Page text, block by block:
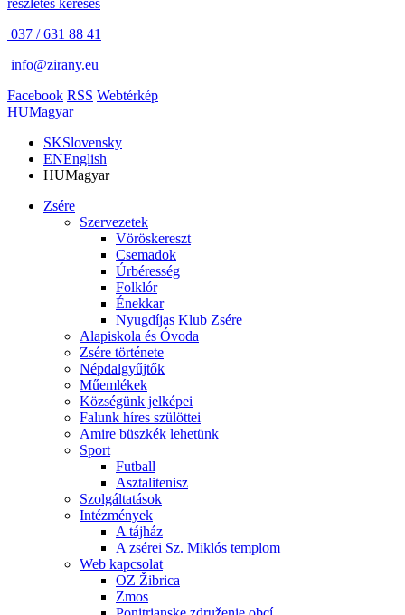
részletes keresés
037 / 631 88 41
info@zirany.eu
Facebook RSS Webtérkép
HUMagyar
SKSlovensky
ENEnglish
HUMagyar
Zsére
Szervezetek
Vöröskereszt
Csemadok
Úrbéresség
Folklór
Énekkar
Nyugdíjas Klub Zsére
Alapiskola és Óvoda
Zsére története
Népdalgyűjtők
Műemlékek
Községünk jelképei
Falunk híres szülöttei
Amire büszkék lehetünk
Sport
Futball
Asztalitenisz
Szolgáltatások
Intézmények
A tájház
A zsérei Sz. Miklós templom
Web kapcsolat
OZ Žibrica
Zmos